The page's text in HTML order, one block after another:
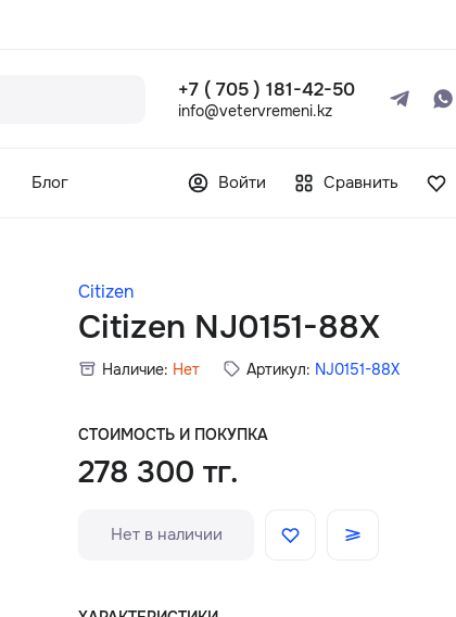
+7 ( 705 ) 181-42-50
info@vetervremeni.kz
Блог Войти Сравнить
Citizen
Citizen NJ0151-88X
Наличие: Нет Артикул: NJ0151-88X
СТОИМОСТЬ И ПОКУПКА
278 300 тг.
Нет в наличии
Каталог